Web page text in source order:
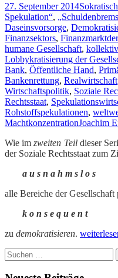
27. September 2014
Spekulation“,
Daseinsvorsorge,
Finanzsektors,
humane Gesellschaft,
Lobbykratisierung der
Bank, Öffentliche Hand,
Bankenrettung, Realwirtschaft
Wirtschaftspolitik, Soziale
Rechtsstaat,
Rohstoffspekulationen,
MachtkonzentrationJoachim
Wie imzweiten Teil dieser
der Soziale Rechtsstaat zum
a u s n a h m s l o s
alle Bereiche der Gesellschaft
k o n s e q u e n t
zu demokratisieren.
real
Suchen
nach: